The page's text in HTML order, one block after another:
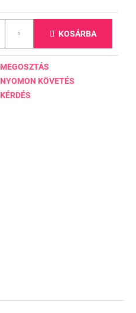
KOSÁRBA
KÉRDÉS
NYOMON KÖVETÉS
MEGOSZTÁS